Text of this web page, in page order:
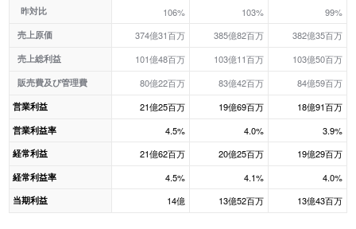
昨対比
106%
103%
99%
売上原価 374億31百万 385億82百万 382億35百万
売上総利益 101億48百万 103億11百万 103億50百万
販売費及び管理費 80億22百万 83億42百万 84億59百万
営業利益 21億25百万 19億69百万 18億91百万
営業利益率 4.5% 4.0% 3.9%
経常利益 21億62百万 20億25百万 19億29百万
経常利益率 4.5% 4.1% 4.0%
当期利益 14億 13億52百万 13億43百万